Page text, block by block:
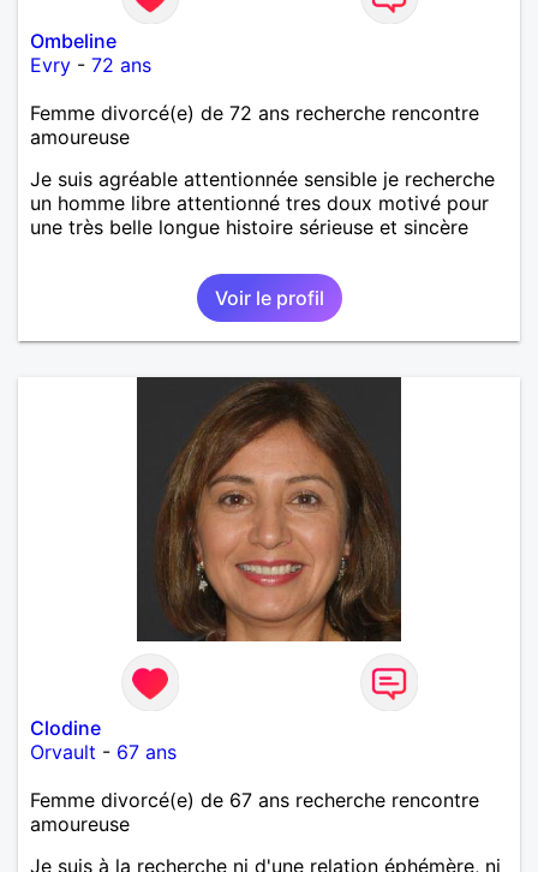
Ombeline
Evry - 72 ans
Femme divorcé(e) de 72 ans recherche rencontre
amoureuse
Je suis agréable attentionnée sensible je recherche
un homme libre attentionné tres doux motivé pour
une très belle longue histoire sérieuse et sincère
Voir le profil
Clodine
Orvault - 67 ans
Femme divorcé(e) de 67 ans recherche rencontre
amoureuse
Je suis à la recherche ni d'une relation éphémère, ni